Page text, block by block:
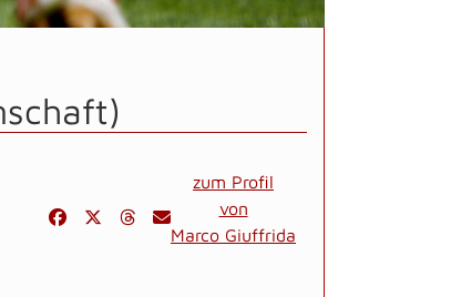
zum Profil
von
Marco Giuffrida